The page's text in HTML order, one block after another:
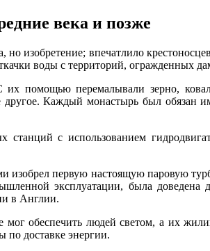
века и позже
изобретение; впечатлило
воды с территорий, огражденных
помощью перемалывали зерно,
Каждый монастырь был обязан
с использованием
изобрел первую настоящую паровую
эксплуатации, была
в Англии.
мог обеспечить людей светом, а их
доставке энергии.